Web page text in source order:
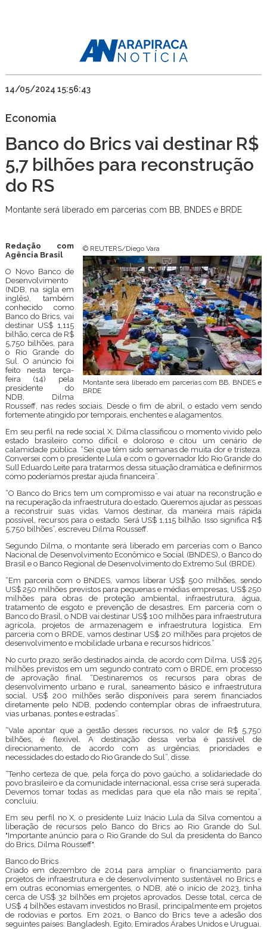
14/05/2024 15:56:43
Economia
Banco do Brics vai destinar R$
5,7 bilhões para reconstrução
do RS
Montante será liberado em parcerias com BB, BNDES e BRDE
© REUTERS/Diego Vara
Montante será liberado em parcerias com BB, BNDES e
BRDE
Redação com
Agência Brasil
O Novo Banco de
Desenvolvimento
(NDB, na sigla em
inglês), também
conhecido como
Banco do Brics, vai
destinar US$ 1,115
bilhão, cerca de R$
5,750 bilhões, para
o Rio Grande do
Sul. O anúncio foi
feito nesta terça-
feira (14) pela
presidente do
NDB, Dilma
Rousseff, nas redes sociais. Desde o fim de abril, o estado vem sendo
fortemente atingido por temporais, enchentes e alagamentos.
Em seu perfil na rede social X, Dilma classificou o momento vivido pelo
estado brasileiro como difícil e doloroso e citou um cenário de
calamidade pública. “Sei que têm sido semanas de muita dor e tristeza.
Conversei com o presidente Lula e com o governador [do Rio Grande do
Sul] Eduardo Leite para tratarmos dessa situação dramática e definirmos
como poderíamos prestar ajuda financeira”.
“O Banco do Brics tem um compromisso e vai atuar na reconstrução e
na recuperação da infraestrutura do estado. Queremos ajudar as pessoas
a reconstruir suas vidas. Vamos destinar, da maneira mais rápida
possível, recursos para o estado. Será US$ 1,115 bilhão. Isso significa R$
5,750 bilhões”, escreveu Dilma Rousseff.
Segundo Dilma, o montante será liberado em parcerias com o Banco
Nacional de Desenvolvimento Econômico e Social (BNDES), o Banco do
Brasil e o Banco Regional de Desenvolvimento do Extremo Sul (BRDE).
“Em parceria com o BNDES, vamos liberar US$ 500 milhões, sendo
US$ 250 milhões previstos para pequenas e médias empresas, US$ 250
milhões para obras de proteção ambiental, infraestrutura, água,
tratamento de esgoto e prevenção de desastres. Em parceria com o
Banco do Brasil, o NDB vai destinar US$ 100 milhões para infraestrutura
agrícola, projetos de armazenagem e infraestrutura logística. Em
parceria com o BRDE, vamos destinar US$ 20 milhões para projetos de
desenvolvimento e mobilidade urbana e recursos hídricos.”
No curto prazo, serão destinados ainda, de acordo com Dilma, US$ 295
milhões previstos em um segundo contrato com o BRDE, em processo
de aprovação final. “Destinaremos os recursos para obras de
desenvolvimento urbano e rural, saneamento básico e infraestrutura
social. US$ 200 milhões serão disponíveis para serem financiados
diretamente pelo NDB, podendo contemplar obras de infraestrutura,
vias urbanas, pontes e estradas”.
“Vale apontar que a gestão desses recursos, no valor de R$ 5,750
bilhões, é flexível. A destinação dessa verba é passível de
direcionamento, de acordo com as urgências, prioridades e
necessidades do estado do Rio Grande do Sul”, disse.
“Tenho certeza de que, pela força do povo gaúcho, a solidariedade do
povo brasileiro e da comunidade internacional, essa crise será superada.
Devemos tomar todas as medidas para que ela não mais se repita”,
concluiu.
Em seu perfil no X, o presidente Luiz Inácio Lula da Silva comentou a
liberação de recursos pelo Banco do Brics ao Rio Grande do Sul.
"Importante anúncio para o Rio Grande do Sul da presidenta do Banco
do Brics, Dilma Rousseff".
Banco do Brics
Criado em dezembro de 2014 para ampliar o financiamento para
projetos de infraestrutura e de desenvolvimento sustentável no Brics e
em outras economias emergentes, o NDB, até o início de 2023, tinha
cerca de US$ 32 bilhões em projetos aprovados. Desse total, cerca de
US$ 4 bilhões estavam investidos no Brasil, principalmente em projetos
de rodovias e portos. Em 2021, o Banco do Brics teve a adesão dos
seguintes países: Bangladesh, Egito, Emirados Árabes Unidos e Uruguai.